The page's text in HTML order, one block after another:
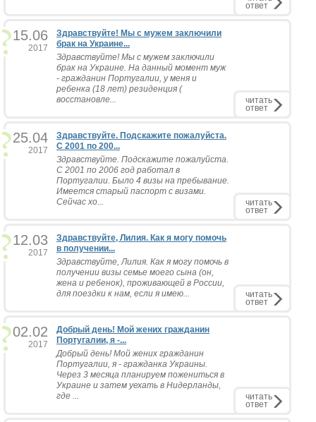
ответ
15.06
2017
Здравствуйте! Мы с мужем заключили
брак на Украине...
Здравствуйте! Мы с мужем заключили
брак на Украине. На данный момент муж
- гражданин Португалии, у меня и
ребенка (18 лет) резиденция (
восстановле...
читать
ответ
25.04
2017
Здравствуйте. Подскажите пожалуйста.
С 2001 по 200...
Здравствуйте. Подскажите пожалуйста.
С 2001 по 2006 год работал в
Португалии. Было 4 визы на пребывание.
Имеется старый паспорт с визами.
Сейчас хо...
читать
ответ
12.03
2017
Здравствуйте, Лилия. Как я могу помочь
в получении...
Здравствуйте, Лилия. Как я могу помочь в
получении визы семье моего сына (он,
жена и ребенок), проживающей в России,
для поездки к нам, если я имею...
читать
ответ
02.02
2017
Добрый день! Мой жених гражданин
Португалии, я -...
Добрый день! Мой жених гражданин
Португалии, я - гражданка Украины.
Через 3 месяца планируем пожениться в
Украине и затем уехать в Нидерланды,
где ...
читать
ответ